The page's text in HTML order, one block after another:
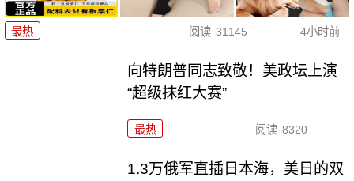
最热 阅读 31145 4小时前
向特朗普同志致敬！美政坛上演
“超级抹红大赛”
最热 阅读 8320
1.3万俄军直插日本海，美日的双